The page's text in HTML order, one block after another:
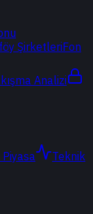
ŞirketleriFon
Analizi
Teknik